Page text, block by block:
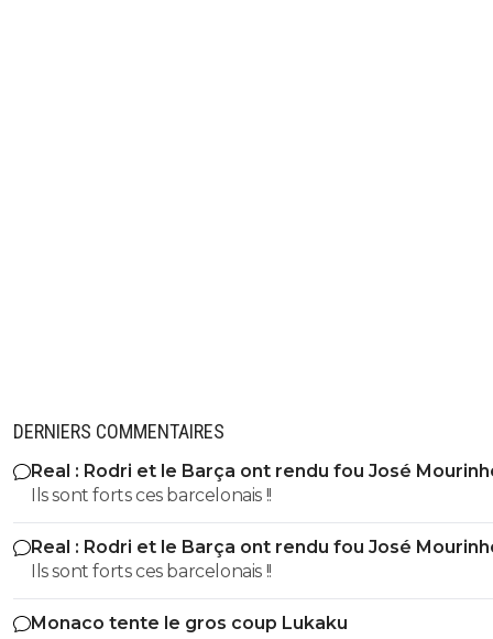
DERNIERS COMMENTAIRES
Real : Rodri et le Barça ont rendu fou José
Ils sont forts ces barcelonais !!
Real : Rodri et le Barça ont rendu fou José
Ils sont forts ces barcelonais !!
Monaco tente le gros coup Lukaku